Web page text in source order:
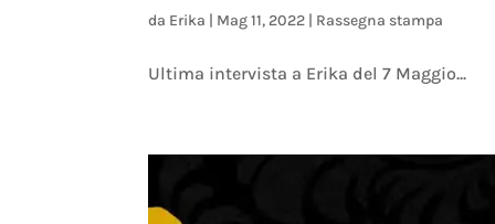
da Erika | Mag 11, 2022 | Rassegna stampa
Ultima intervista a Erika del 7 Maggio...